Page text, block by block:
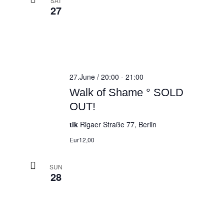
27
Walk of Shame ° SOLD
OUT!
27.June / 20:00 - 21:00
tik Rigaer Straße 77, Berlin
Eur12,00
SUN
28